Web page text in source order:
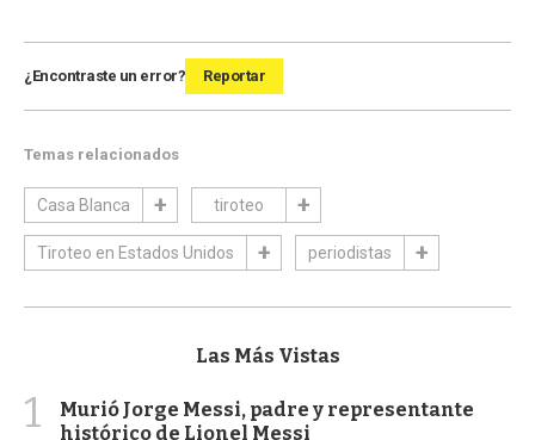
¿Encontraste un error? Reportar
Temas relacionados
Casa Blanca tiroteo
Tiroteo en Estados Unidos periodistas
Las Más Vistas
1
Murió Jorge Messi, padre y representante
histórico de Lionel Messi